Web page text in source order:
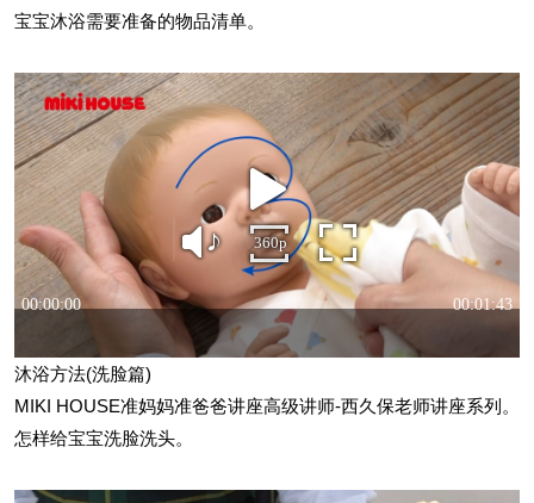
宝宝沐浴需要准备的物品清单。
沐浴方法(洗脸篇)
MIKI HOUSE准妈妈准爸爸讲座高级讲师-西久保老师讲座系列。
怎样给宝宝洗脸洗头。